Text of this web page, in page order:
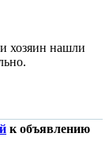
к объявлению